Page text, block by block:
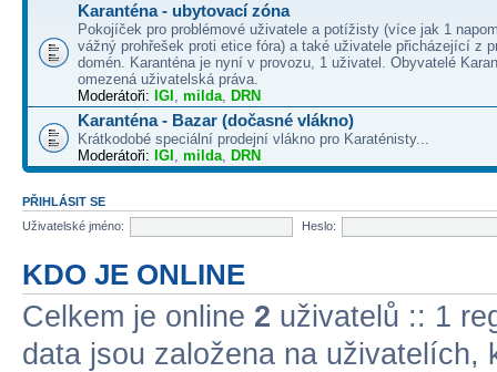
Karanténa - ubytovací zóna
Pokojíček pro problémové uživatele a potížisty (více jak 1
vážný prohřešek proti etice fóra) a také uživatele přicházející z
domén. Karanténa je nyní v provozu, 1 uživatel. Obyvatelé
omezená uživatelská práva.
Moderátoři: IGI , milda, DRN
Karanténa - Bazar (dočasné vlákno)
Krátkodobé speciální prodejní vlákno pro Karaténisty...
Moderátoři: IGI , milda, DRN
PŘIHLÁSIT SE
Uživatelské jméno:
Heslo:
KDO JE ONLINE
Celkem je online 2 uživatelů :: 1
data jsou založena na